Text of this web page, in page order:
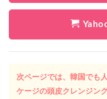
次ページでは、韓国でも
ケージの頭皮クレンジ